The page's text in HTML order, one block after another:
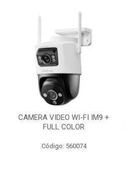
CAMERA VIDEO WI-FI IM9 +
FULL COLOR
Código: 560074